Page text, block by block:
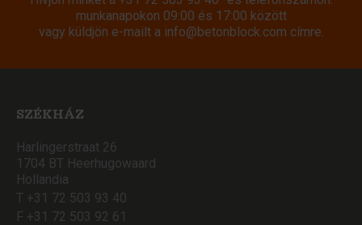
munkanapokon 09:00 és 17:00 között
vagy küldjön e-mailt a info@betonblock.com címre.
SZÉKHÁZ
Harlingerstraat 26
1704 BT Heerhugowaard
Hollandia
T +31 72 503 93 40
F +31 72 503 92 61